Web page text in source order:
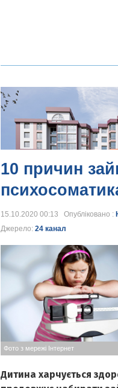
10 причин
15.10.2020 00:13 Опубліковано :
Джерело: 24 канал
Фото з мережі Інтернет
Дитина харчується